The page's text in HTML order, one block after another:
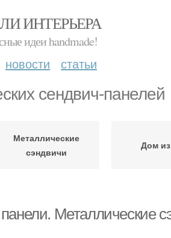
ИНТЕРЬЕРА
идеи handmade!
новости статьи
сендвич-панелей
Металлические
сэндвичи
Дом
Металлические